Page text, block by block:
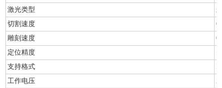
激光类型
切割速度
雕刻速度
定位精度
<
支持格式
工作电压